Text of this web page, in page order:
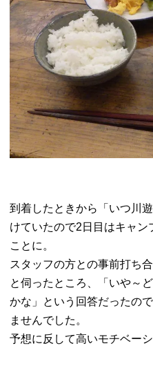
到着したときから「いつ川
けていたので2日目はキャン
ことに。
スタッフの方との事前打ち
と伺ったところ、「いや～
かな」という回答だったの
ませんでした。
予想に反して高いモチベーシ